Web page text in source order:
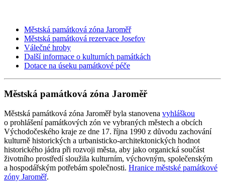
Městská památková zóna Jaroměř
Městská památková rezervace Josefov
Válečné hroby
Další informace o kulturních památkách
Dotace na úseku památkové péče
Městská památková zóna Jaroměř
Městská památková zóna Jaroměř byla stanovena vyhláškou
o prohlášení památkových zón ve vybraných městech a obcích
Východočeského kraje ze dne 17. října 1990 z důvodu zachování
kulturně historických a urbanisticko-architektonických hodnot
historického jádra při rozvoji města, aby jako organická součást
životního prostředí sloužila kulturním, výchovným, společenským
a hospodářským potřebám společnosti. Hranice městské památkové
zóny Jaroměř.